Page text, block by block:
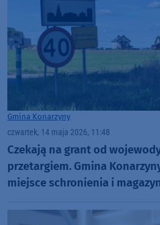
Gmina Konarzyny
czwartek, 14 maja 2026, 11:48
Czekają na grant od
przetargiem. Gmina
miejsce schronienia i